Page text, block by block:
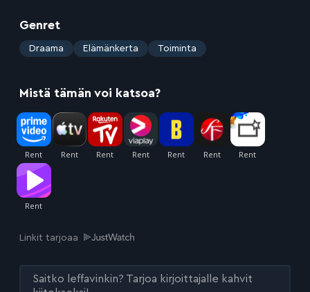
Genret
: Draama Elämänkerta Toiminta
Mistä tämän voi katsoa?
Linkit tarjoaa
Saitko leffavinkin? Tarjoa kirjoittajalle kahvit